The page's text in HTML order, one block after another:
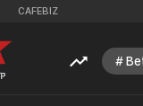
CAFEBIZ